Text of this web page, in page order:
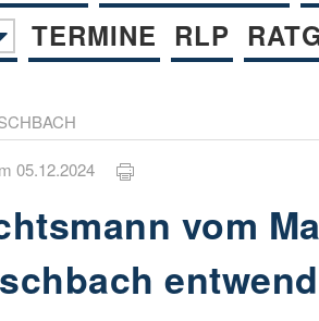
TERMINE RLP
05.12.2024
vom